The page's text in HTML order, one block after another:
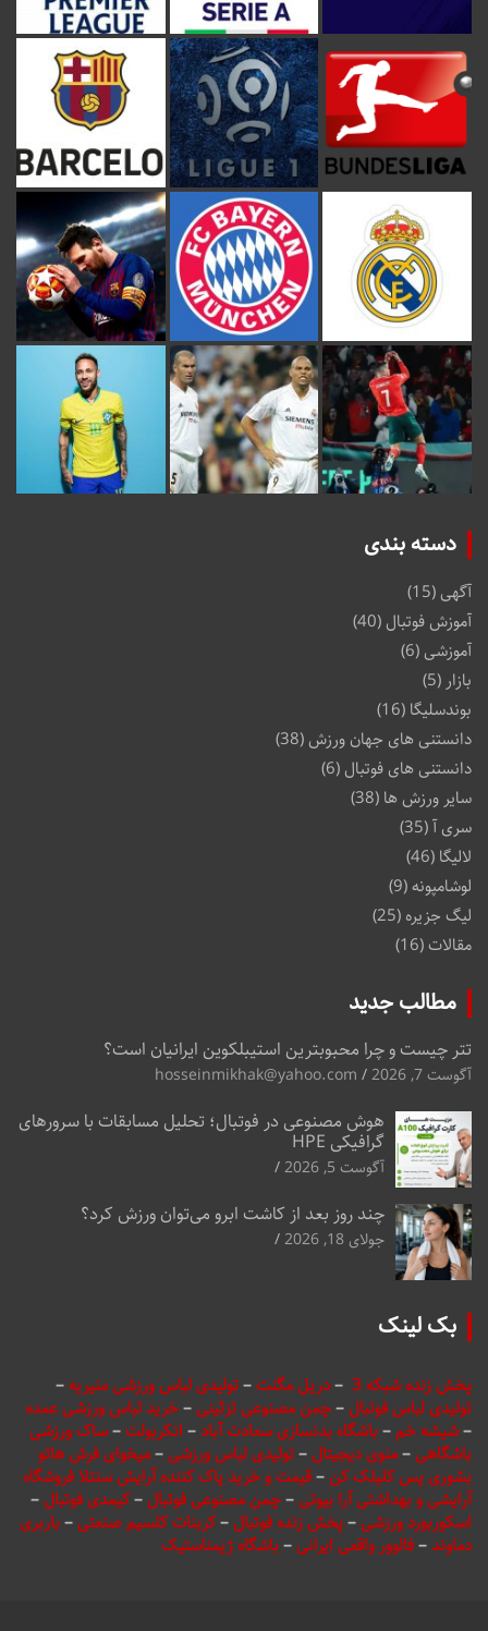
دسته بندی
آگهی(15)
آموزش فوتبال (40)
آموزشی(6)
بازار (5)
بوندسلیگا (16)
دانستنی های جهان ورزش(38)
دانستنی های فوتبال (6)
سایر ورزش ها (38)
سری آ(35)
لالیگا (46)
لوشامپونه(9)
لیگ جزیره (25)
مقالات(16)
مطالب جدید
تتر چیست و چرا محبوبترین استیبلکوین ایرانیان است؟
آگوست 7, 2026 hosseinmikhak@yahoo.com
هوش مصنوعی در فوتبال؛ تحلیل مسابقات با سرورهای
گرافیکی HPE
آگوست 5, 2026
چند روز بعد از کاشت ابرو می‌توان ورزش کرد؟
جولای 18, 2026
بک لینک
پخش زنده شبکه 3 –دریل مگنت–تولیدی لباس ورزشی منیریه–
تولیدی لباس فوتبال –چمن مصنوعی تزئینی –خرید لباس ورزشی عمده
–شیشه خم–باشگاه بدنسازی سعادت آباد – انکربولت–ساک ورزشی
باشگاهی –منوی دیجیتال –تولیدی لباس ورزشی –میخوای فرش هاتو
بشوری پس کلیلک کن –قیمت و خرید پاک کننده آرایش سنتلا فروشگاه
آرایشی و بهداشتی آرا بیوتی –چمن مصنوعی فوتبال –کیمدی فوتبال –
اسکوربورد ورزشی –پخش زنده فوتبال –کربنات کلسیم صنعتی –باربری
دماوند–فالوور واقعی ایرانی –باشگاه ژیمناستیک